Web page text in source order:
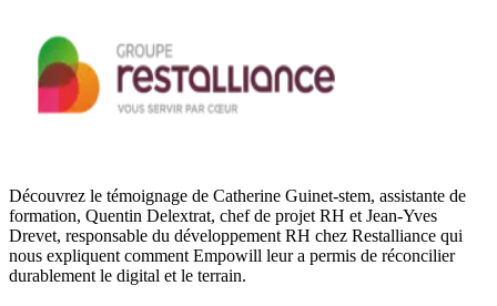
Découvrez le témoignage de Catherine Guinet-stem, assistante de
formation, Quentin Delextrat, chef de projet RH et Jean-Yves
Drevet, responsable du développement RH chez Restalliance qui
nous expliquent comment Empowill leur a permis de réconcilier
durablement le digital et le terrain.